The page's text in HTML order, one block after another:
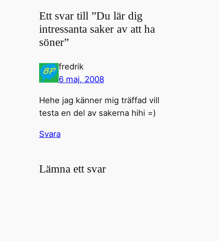
Ett svar till ”Du lär dig
intressanta saker av att ha
söner”
fredrik
6 maj, 2008
Hehe jag känner mig träffad vill
testa en del av sakerna hihi =)
Svara
Lämna ett svar